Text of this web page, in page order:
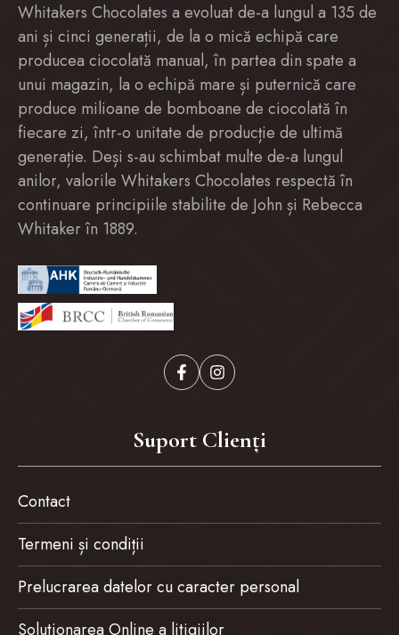
Whitakers Chocolates a evoluat de-a lungul a 135 de
ani și cinci generații, de la o mică echipă care
producea ciocolată manual, în partea din spate a
unui magazin, la o echipă mare și puternică care
produce milioane de bomboane de ciocolată în
fiecare zi, într-o unitate de producție de ultimă
generație. Deși s-au schimbat multe de-a lungul
anilor, valorile Whitakers Chocolates respectă în
continuare principiile stabilite de John și Rebecca
Whitaker în 1889.
Suport Clienți
Contact
Termeni și condiții
Prelucrarea datelor cu caracter personal
Solutionarea Online a litigiilor